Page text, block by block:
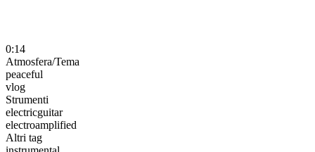
0:14
Atmosfera/Tema
peaceful
vlog
Strumenti
electricguitar
electroamplified
Altri tag